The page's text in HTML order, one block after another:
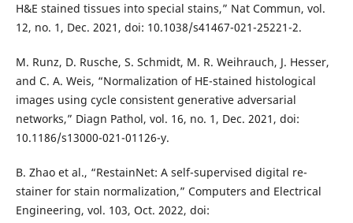
H&E stained tissues into special stains,” Nat Commun, vol.
12, no. 1, Dec. 2021, doi: 10.1038/s41467-021-25221-2.
M. Runz, D. Rusche, S. Schmidt, M. R. Weihrauch, J. Hesser,
and C. A. Weis, “Normalization of HE-stained histological
images using cycle consistent generative adversarial
networks,” Diagn Pathol, vol. 16, no. 1, Dec. 2021, doi:
10.1186/s13000-021-01126-y.
B. Zhao et al., “RestainNet: A self-supervised digital re-
stainer for stain normalization,” Computers and Electrical
Engineering, vol. 103, Oct. 2022, doi: